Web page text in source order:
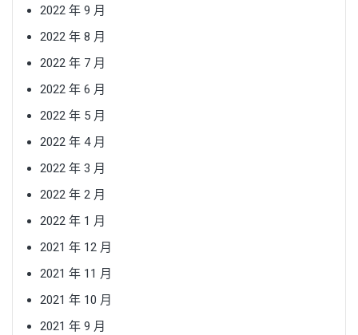
2022 年 9 月
2022 年 8 月
2022 年 7 月
2022 年 6 月
2022 年 5 月
2022 年 4 月
2022 年 3 月
2022 年 2 月
2022 年 1 月
2021 年 12 月
2021 年 11 月
2021 年 10 月
2021 年 9 月